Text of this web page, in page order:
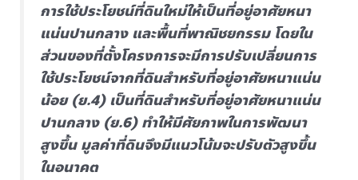
การใช้ประโยชน์ที่ดินใหม่ให้เป็นที่อยู่อาศัยหนา
แน่นปานกลาง และพื้นที่พาณิชยกรรม โดยใน
ส่วนของที่ตั้งโครงการจะมีการปรับเปลี่ยนการ
ใช้ประโยชน์จากที่ดินสำหรับที่อยู่อาศัยหนาแน่น
น้อย (ย.4) เป็นที่ดินสำหรับที่อยู่อาศัยหนาแน่น
ปานกลาง (ย.6) ทำให้มีศัยภาพในการพัฒนา
สูงขึ้น มูลค่าที่ดินจึงมีแนวโน้มจะปรับตัวสูงขึ้น
ในอนาคต